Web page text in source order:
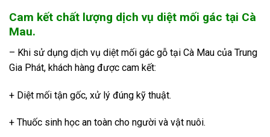
Cam kết chất lượng dịch vụ diệt mối gác tại Cà
Mau.
– Khi sử dụng dịch vụ diệt mối gác gỗ tại Cà Mau của Trung
Gia Phát, khách hàng được cam kết:
+ Diệt mối tận gốc, xử lý đúng kỹ thuật.
+ Thuốc sinh học an toàn cho người và vật nuôi.